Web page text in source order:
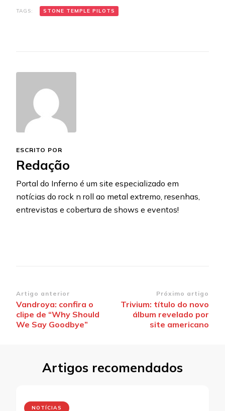
TAGS: STONE TEMPLE PILOTS
ESCRITO POR
Redação
Portal do Inferno é um site especializado em
notícias do rock n roll ao metal extremo, resenhas,
entrevistas e cobertura de shows e eventos!
Navegação
de
post
Artigo anterior
Vandroya: confira o
clipe de “Why Should
We Say Goodbye”
Próximo artigo
Trivium: título do novo
álbum revelado por
site americano
Artigos recomendados
NOTÍCIAS